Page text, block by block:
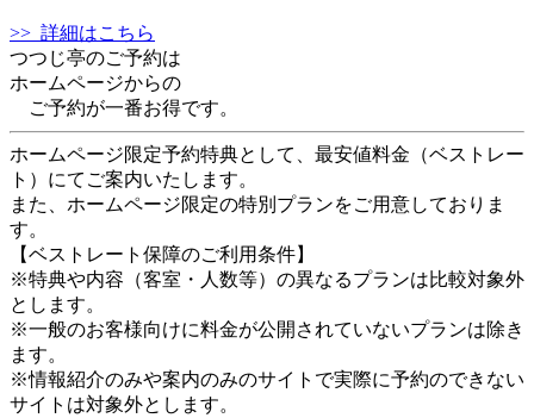
>> 詳細はこちら
つつじ亭のご予約は
ホームページからの
ご予約が一番お得です。
ホームページ限定予約特典として、最安値料金（ベストレー
ト）にてご案内いたします。
また、ホームページ限定の特別プランをご用意しておりま
す。
【ベストレート保障のご利用条件】
※特典や内容（客室・人数等）の異なるプランは比較対象外
とします。
※一般のお客様向けに料金が公開されていないプランは除き
ます。
※情報紹介のみや案内のみのサイトで実際に予約のできない
サイトは対象外とします。